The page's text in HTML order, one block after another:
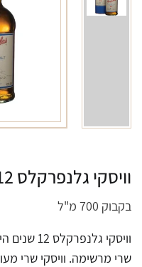
וויסקי גלנפרקלס 12 שנים 700 מ"ל
בקבוק 700 מ"ל
וויסקי
שרי מרשימה. וויסקי שרי